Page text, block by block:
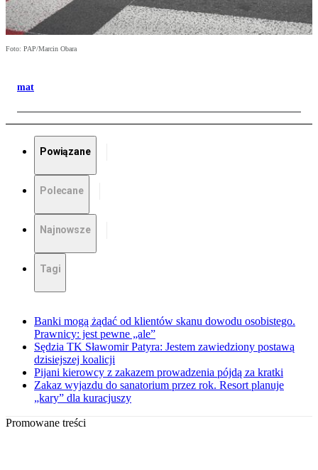
Foto: PAP/Marcin Obara
mat
Powiązane
Polecane
Najnowsze
Tagi
Banki mogą żądać od klientów skanu dowodu osobistego.
Prawnicy: jest pewne „ale”
Sędzia TK Sławomir Patyra: Jestem zawiedziony postawą
dzisiejszej koalicji
Pijani kierowcy z zakazem prowadzenia pójdą za kratki
Zakaz wyjazdu do sanatorium przez rok. Resort planuje
„kary” dla kuracjuszy
Promowane treści